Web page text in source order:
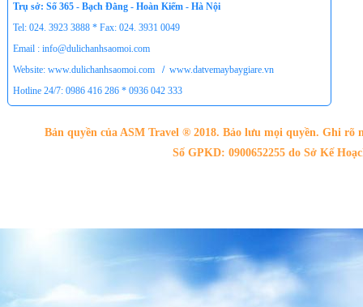
Trụ sở: Số 365 - Bạch Đằng - Hoàn Kiếm - Hà Nội
Tel: 024. 3923 3888 * Fax: 024. 3931 0049
Email : info@dulichanhsaomoi.com
Website: www.dulichanhsaomoi.com
/ www.datvemaybaygiare.vn
Hotline 24/7: 0986 416 286 * 0936 042 333
Bản quyền của ASM Travel ® 2018. Bảo lưu mọi quyền. Ghi
Số GPKD: 0900652255 do Sở Kế